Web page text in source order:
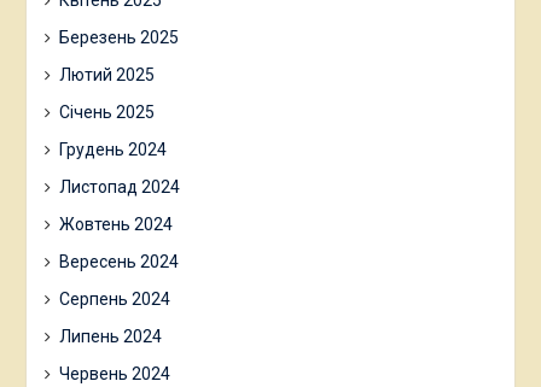
Березень 2025
Лютий 2025
Січень 2025
Грудень 2024
Листопад 2024
Жовтень 2024
Вересень 2024
Серпень 2024
Липень 2024
Червень 2024